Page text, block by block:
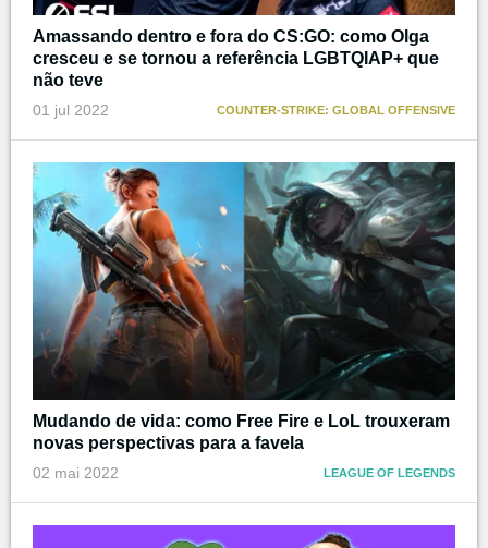
Amassando dentro e fora do CS:GO: como Olga
cresceu e se tornou a referência LGBTQIAP+ que
não teve
01 jul 2022 COUNTER-STRIKE: GLOBAL OFFENSIVE
Mudando de vida: como Free Fire e LoL trouxeram
novas perspectivas para a favela
02 mai 2022 LEAGUE OF LEGENDS